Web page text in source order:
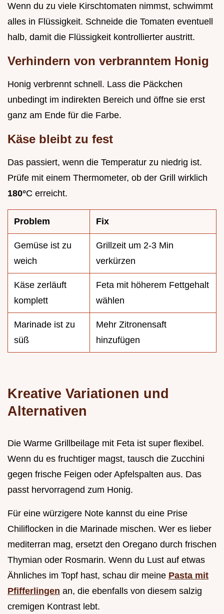
Wenn du zu viele Kirschtomaten nimmst, schwimmt
alles in Flüssigkeit. Schneide die Tomaten eventuell
halb, damit die Flüssigkeit kontrollierter austritt.
Verhindern von verbranntem Honig
Honig verbrennt schnell. Lass die Päckchen
unbedingt im indirekten Bereich und öffne sie erst
ganz am Ende für die Farbe.
Käse bleibt zu fest
Das passiert, wenn die Temperatur zu niedrig ist.
Prüfe mit einem Thermometer, ob der Grill wirklich
180°C erreicht.
Problem Fix
Gemüse ist zu
weich
Grillzeit um 2-3 Min
verkürzen
Käse zerläuft
komplett
Feta mit höherem Fettgehalt
wählen
Marinade ist zu
süß
Mehr Zitronensaft
hinzufügen
Kreative Variationen und
Alternativen
Die Warme Grillbeilage mit Feta ist super flexibel.
Wenn du es fruchtiger magst, tausch die Zucchini
gegen frische Feigen oder Apfelspalten aus. Das
passt hervorragend zum Honig.
Für eine würzigere Note kannst du eine Prise
Chiliflocken in die Marinade mischen. Wer es lieber
mediterran mag, ersetzt den Oregano durch frischen
Thymian oder Rosmarin. Wenn du Lust auf etwas
Ähnliches im Topf hast, schau dir meine Pasta mit
Pfifferlingen an, die ebenfalls von diesem salzig
cremigen Kontrast lebt.